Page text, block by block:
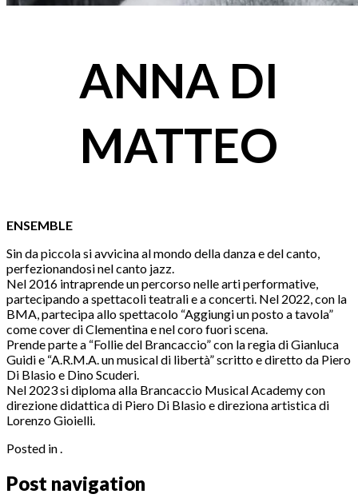
ANNA DI
MATTEO
ENSEMBLE
Sin da piccola si avvicina al mondo della danza e del canto,
perfezionandosi nel canto jazz.
Nel 2016 intraprende un percorso nelle arti performative,
partecipando a spettacoli teatrali e a concerti. Nel 2022, con la
BMA, partecipa allo spettacolo “Aggiungi un posto a tavola”
come cover di Clementina e nel coro fuori scena.
Prende parte a “Follie del Brancaccio” con la regia di Gianluca
Guidi e “A.R.M.A. un musical di libertà” scritto e diretto da Piero
Di Blasio e Dino Scuderi.
Nel 2023 si diploma alla Brancaccio Musical Academy con
direzione didattica di Piero Di Blasio e direziona artistica di
Lorenzo Gioielli.
Posted in .
Post navigation